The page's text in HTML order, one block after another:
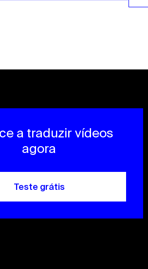
a traduzir vídeos
agora
Teste grátis